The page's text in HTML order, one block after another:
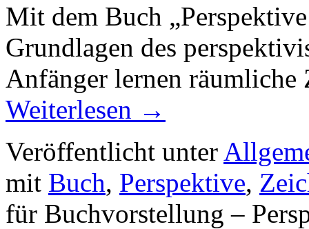
Mit dem Buch
Grundlagen des
Anfänger lernen räumliche
Weiterlesen →
Veröffentlicht unter
mit Buch, Perspektive,
für Buchvorstellung –